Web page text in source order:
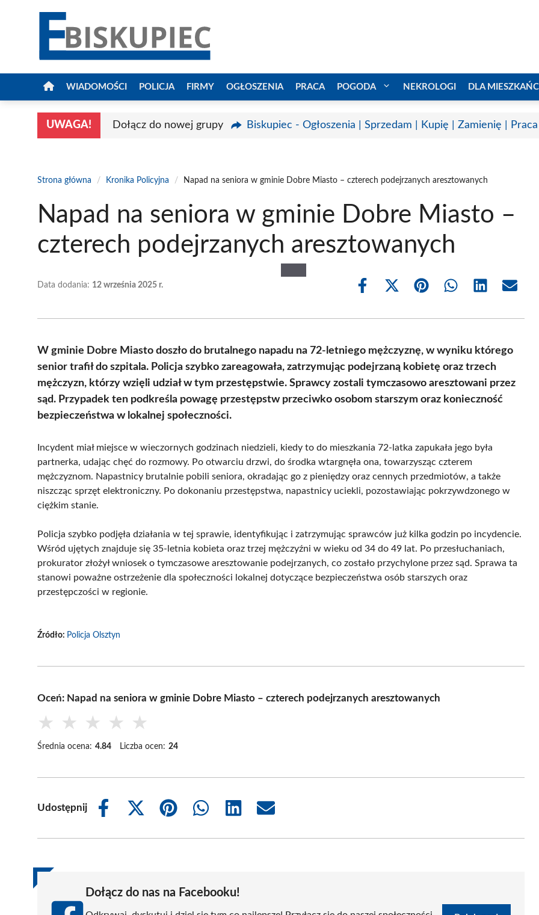
WIADOMOŚCI POLICJA FIRMY OGŁOSZENIA PRACA POGODA NEKROLOGI DLA
UWAGA! Dołącz do nowej grupy Biskupiec - Ogłoszenia | Sprzedam | Kupię | Zamienię | Praca
Strona główna / Kronika Policyjna / Napad na seniora w gminie Dobre Miasto – czterech podejrzanych aresztowanych
Napad na seniora w gminie Dobre Miasto –
czterech podejrzanych aresztowanych
Data dodania: 12 września 2025 r.
Share
Share
(Twitter)
Share Share Share Share
W gminie Dobre Miasto doszło do brutalnego napadu na 72-letniego mężczyznę, w wyniku którego
senior trafił do szpitala. Policja szybko zareagowała, zatrzymując podejrzaną kobietę oraz trzech
mężczyzn, którzy wzięli udział w tym przestępstwie. Sprawcy zostali tymczasowo aresztowani przez
sąd. Przypadek ten podkreśla powagę przestępstw przeciwko osobom starszym oraz konieczność
bezpieczeństwa w lokalnej społeczności.
Incydent miał miejsce w wieczornych godzinach niedzieli, kiedy to do mieszkania 72-latka zapukała jego była
partnerka, udając chęć do rozmowy. Po otwarciu drzwi, do środka wtargnęła ona, towarzysząc czterem
mężczyznom. Napastnicy brutalnie pobili seniora, okradając go z pieniędzy oraz cennych przedmiotów, a także
niszcząc sprzęt elektroniczny. Po dokonaniu przestępstwa, napastnicy uciekli, pozostawiając pokrzywdzonego w
ciężkim stanie.
Policja szybko podjęła działania w tej sprawie, identyfikując i zatrzymując sprawców już kilka godzin po incydencie.
Wśród ujętych znajduje się 35-letnia kobieta oraz trzej mężczyźni w wieku od 34 do 49 lat. Po przesłuchaniach,
prokurator złożył wniosek o tymczasowe aresztowanie podejrzanych, co zostało przychylone przez sąd. Sprawa ta
stanowi poważne ostrzeżenie dla społeczności lokalnej dotyczące bezpieczeństwa osób starszych oraz
przestępczości w regionie.
Źródło: Policja Olsztyn
Oceń: Napad na seniora w gminie Dobre Miasto – czterech podejrzanych aresztowanych
★ ★ ★ ★ ★
Średnia ocena: 4.84 Liczba ocen: 24
Udostępnij
Share
Share
(Twitter)
Share
Share
Share
Share
Dołącz do nas na Facebooku!